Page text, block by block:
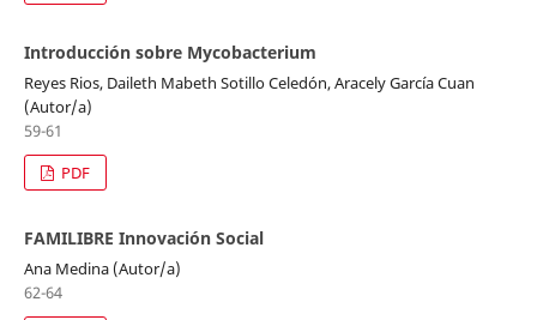
Introducción sobre Mycobacterium
Reyes Rios, Daileth Mabeth Sotillo Celedón, Aracely García Cuan
(Autor/a)
59-61
PDF
FAMILIBRE Innovación Social
Ana Medina (Autor/a)
62-64